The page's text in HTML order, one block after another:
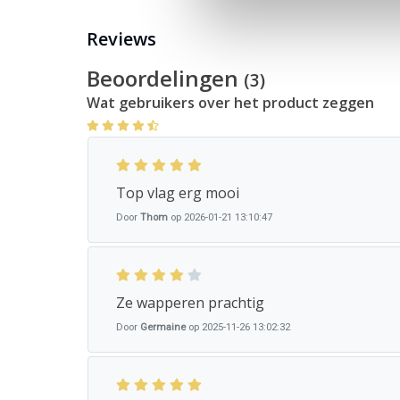
Bij ons heb je keuze uit alle
Reviews
Beoordelingen (3)
Wat gebruikers over het product zeggen
Top vlag erg mooi
Door Thom op 2026-01-21 13:10:47
Ze wapperen prachtig
Door Germaineop 2025-11-26 13:02:32